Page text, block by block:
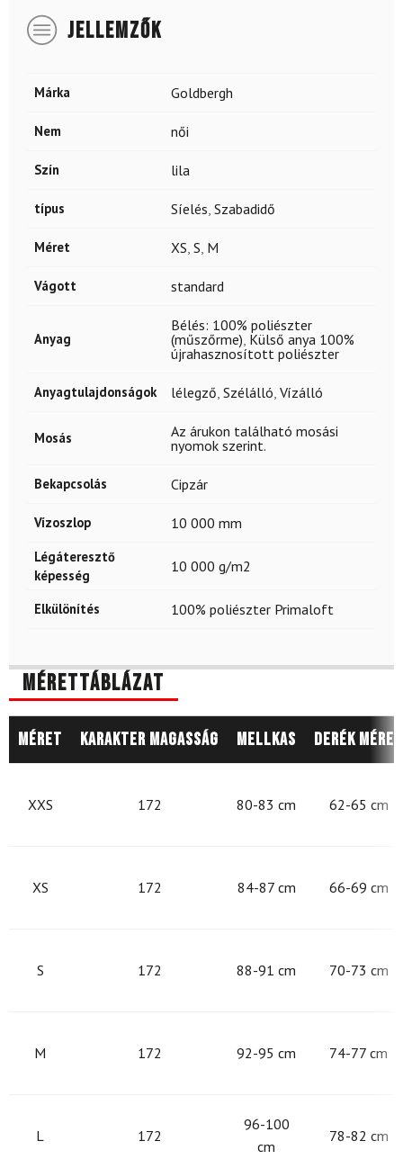
JELLEMZŐK
Márka Goldbergh
Nem női
Szín lila
típus Síelés, Szabadidő
Méret XS, S, M
Vágott standard
Anyag
Bélés: 100% poliészter
(műszőrme), Külső anya 100%
újrahasznosított poliészter
Anyagtulajdonságok lélegző, Szélálló, Vízálló
Mosás
Az árukon található mosási
nyomok szerint.
Bekapcsolás Cipzár
Vízoszlop 10 000 mm
Légáteresztő
képesség
10 000 g/m2
Elkülönítés 100% poliészter Primaloft
Mérettáblázat
Méret Karakter magasság Mellkas Derék méret
XXS 172 80-83 cm 62-65 cm
XS 172 84-87 cm 66-69 cm
S 172 88-91 cm 70-73 cm
M 172 92-95 cm 74-77 cm
L 172
96-100
cm
78-82 cm